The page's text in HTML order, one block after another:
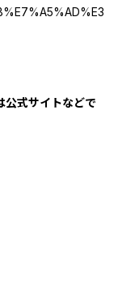
公式サイトなどで